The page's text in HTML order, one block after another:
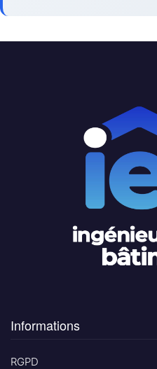
Informations
RGPD